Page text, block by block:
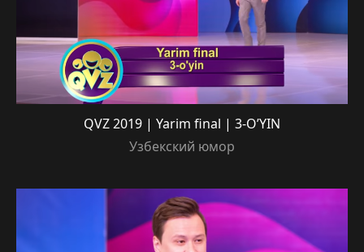
QVZ 2019 | Yarim final | 3-O’YIN
Узбекский юмор